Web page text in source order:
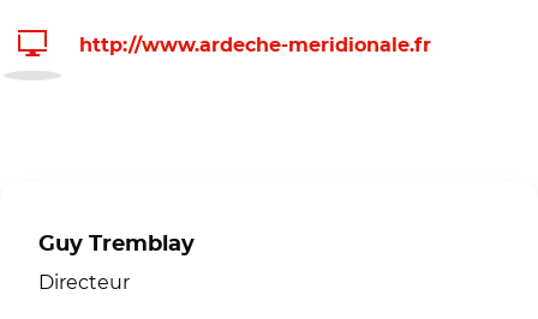
http://www.ardeche-meridionale.fr
Guy Tremblay
Directeur